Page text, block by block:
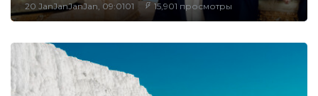
20 JanJanJanJan, 09:0101 15,901 просмотры